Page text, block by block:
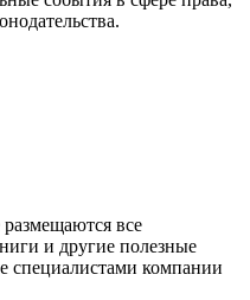
все
и другие полезные
специалистами компании